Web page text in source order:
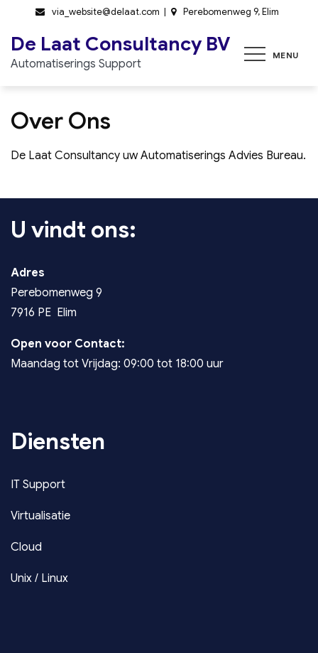
content
via_website@delaat.com Perebomenweg 9, Elim
MENU
De Laat Consultancy BV
Automatiserings Support
Over Ons
De Laat Consultancy uw Automatiserings Advies Bureau.
U vindt ons:
Adres
Perebomenweg 9
7916 PE Elim
Open voor Contact:
Maandag tot Vrijdag: 09:00 tot 18:00 uur
Diensten
IT Support
Virtualisatie
Cloud
Unix / Linux